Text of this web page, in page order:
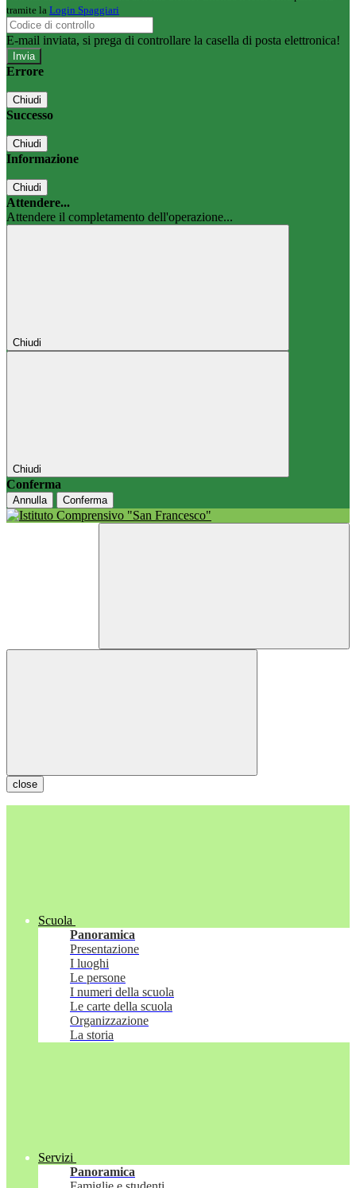
tramite la Login Spaggiari
E-mail inviata, si prega di controllare la casella di posta elettronica!
Errore
Chiudi
Successo
Chiudi
Informazione
Chiudi
Attendere...
Attendere il completamento dell'operazione...
Chiudi
Chiudi
Conferma
Annulla Conferma
close
Scuola
Panoramica
Presentazione
I luoghi
Le persone
I numeri della scuola
Le carte della scuola
Organizzazione
La storia
Servizi
Panoramica